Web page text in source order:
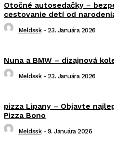
Otočné autosedačky –
cestovanie detí od
Meldssk - 23. Januára 2026
Nuna a BMW – dizajnová
Meldssk - 23. Januára 2026
pizza Lipany – Objavte
Pizza Bono
Meldssk - 9. Januára 2026